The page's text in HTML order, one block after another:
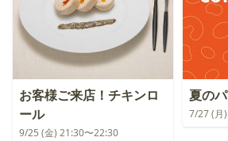
お客様ご来店！チキンロ
ール
9/25 (金) 21:30〜22:30
夏の
7/27 (月